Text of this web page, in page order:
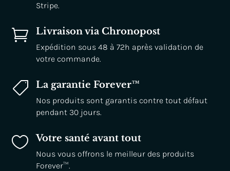
Stripe.
 Livraison via Chronopost
Expédition sous 48 à 72h après validation de
votre commande.
 La garantie Forever™
Nos produits sont garantis contre tout défaut
pendant 30 jours.
 Votre santé avant tout
Nous vous offrons le meilleur des produits
Forever™.